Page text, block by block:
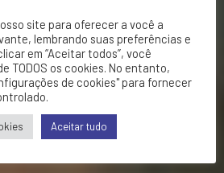
site para oferecer a você a
lembrando suas preferências e
em “Aceitar todos”, você
TODOS os cookies. No entanto,
de cookies" para fornecer
Aceitar tudo